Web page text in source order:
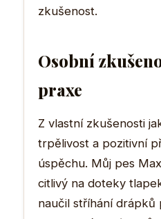
zkušenost.
Osobní
praxe
Z vlastní zkušenosti
trpělivost a pozitivní
úspěchu. Můj pes
citlivý na doteky
naučil stříhání drápků